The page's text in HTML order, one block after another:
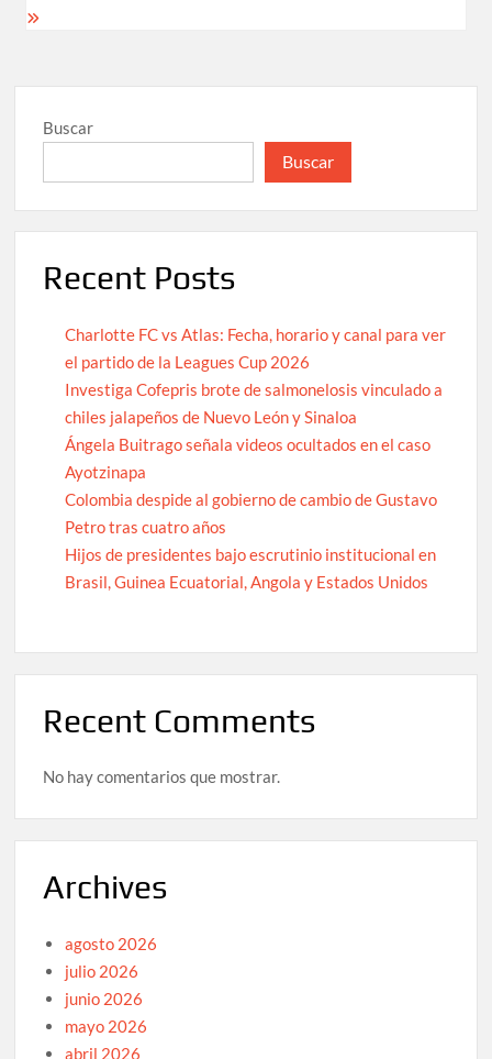
Buscar
Buscar
Recent Posts
Charlotte FC vs Atlas: Fecha, horario y canal para ver
el partido de la Leagues Cup 2026
Investiga Cofepris brote de salmonelosis vinculado a
chiles jalapeños de Nuevo León y Sinaloa
Ángela Buitrago señala videos ocultados en el caso
Ayotzinapa
Colombia despide al gobierno de cambio de Gustavo
Petro tras cuatro años
Hijos de presidentes bajo escrutinio institucional en
Brasil, Guinea Ecuatorial, Angola y Estados Unidos
Recent Comments
No hay comentarios que mostrar.
Archives
agosto 2026
julio 2026
junio 2026
mayo 2026
abril 2026